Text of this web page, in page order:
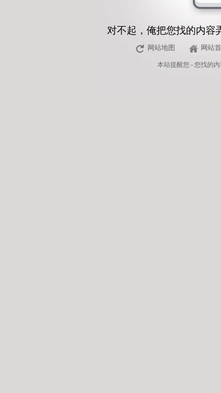
对不起，俺把您找的内容
网站地图 网站
本站提醒您 - 您找的